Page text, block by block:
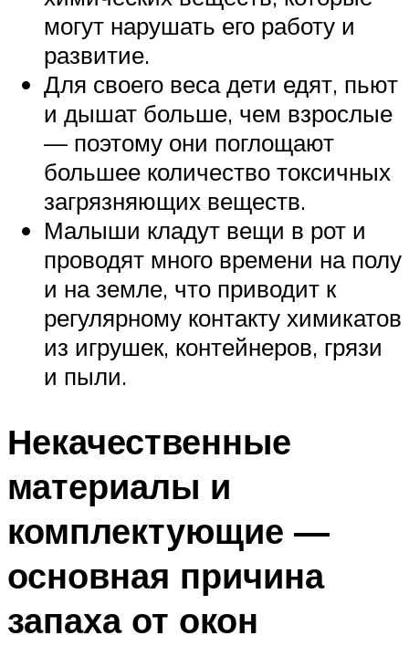
могут нарушать его работу и
развитие.
Для своего веса дети едят, пьют
и дышат больше, чем взрослые
— поэтому они поглощают
большее количество токсичных
загрязняющих веществ.
Малыши кладут вещи в рот и
проводят много времени на полу
и на земле, что приводит к
регулярному контакту химикатов
из игрушек, контейнеров, грязи
и пыли.
Некачественные
материалы и
комплектующие —
основная причина
запаха от окон